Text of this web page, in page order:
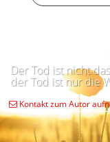
Der Tod ist nicht
der Tod ist nur die
Kontakt zum Autor